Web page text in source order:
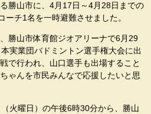
勝山市に、4月17日～4月28日までの
チ1名を一時避難させました。
勝山市体育館ジオアリーナで6月29
実業団バドミントン選手権大会に出
で行われ、山口選手も出場すること
ゃんを市民みんなで応援したいと思
火曜日）の午後6時30分から、勝山